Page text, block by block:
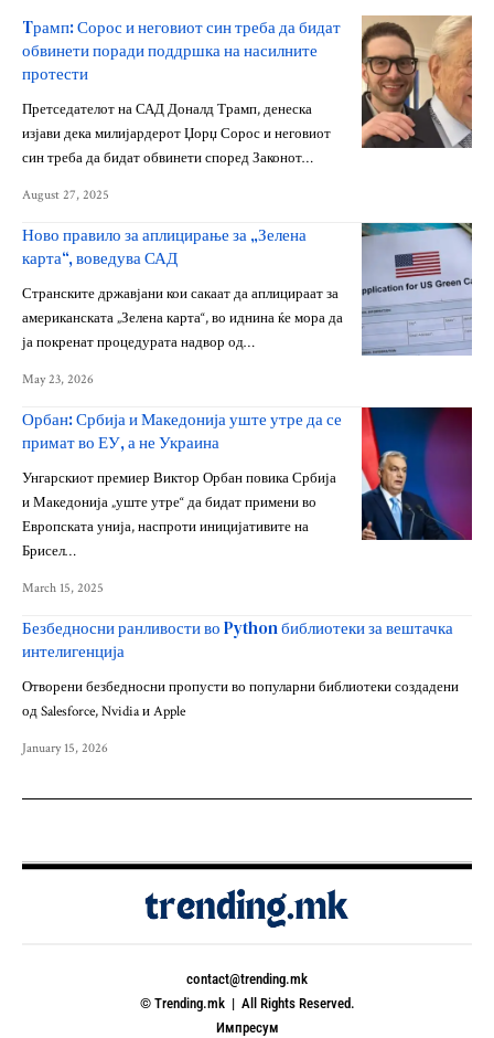
Tрамп: Сорос и неговиот син треба да бидат
обвинети поради поддршка на насилните
протести
Претседателот на САД Доналд Трамп, денеска
изјави дека милијардерот Џорџ Сорос и неговиот
син треба да бидат обвинети според Законот…
August 27, 2025
Ново правило за аплицирање за „Зелена
карта“, воведува САД
Странските државјани кои сакаат да аплицираат за
американската „Зелена карта“, во иднина ќе мора да
ја покренат процедурата надвор од…
May 23, 2026
Орбан: Србија и Македонија уште утре да се
примат во ЕУ, а не Украина
Унгарскиот премиер Виктор Орбан повика Србија
и Македонија „уште утре“ да бидат примени во
Европската унија, наспроти иницијативите на
Брисел…
March 15, 2025
Безбедносни ранливости во Python библиотеки за вештачка
интелигенција
Отворени безбедносни пропусти во популарни библиотеки создадени
од Salesforce, Nvidia и Apple
January 15, 2026
contact@trending.mk
© Trending.mk | All Rights Reserved.
Импресум